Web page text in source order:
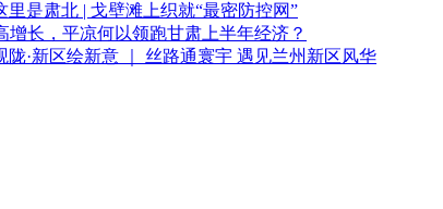
里是肃北 | 戈壁滩上织就“最密防控网”
增长，平凉何以领跑甘肃上半年经济？
陇·新区绘新意 ｜ 丝路通寰宇 遇见兰州新区风华